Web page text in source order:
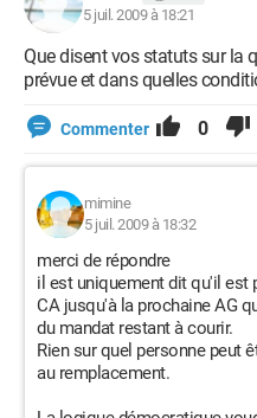
5 juil. 2009 à 18:21
Que disent vos statuts sur la
prévue et dans quelles
Commenter 0
mimine
5 juil. 2009 à 18:32
merci de répondre
il est uniquement dit qu'il est
CA jusqu'à la prochaine AG
du mandat restant à courir.
Rien sur quel personne peut
au remplacement.